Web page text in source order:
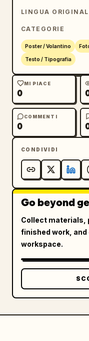
LINGUA
CATEGORIE
Poster / Volantino
Testo / Tipografia
MI PIACE
0
COMMENTI
0
CONDIVIDI
Go beyond
Collect materials,
finished work,
workspace.